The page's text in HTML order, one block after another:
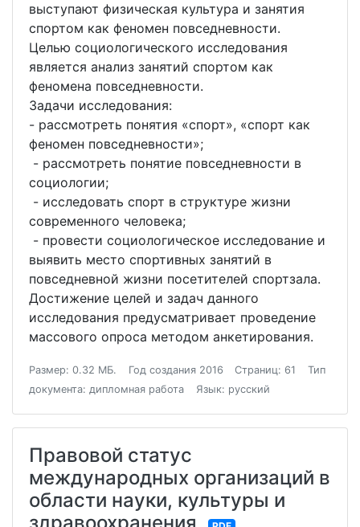
выступают физическая культура и занятия
спортом как феномен повседневности.
Целью социологического исследования
является анализ занятий спортом как
феномена повседневности.
Задачи исследования:
- рассмотреть понятия «спорт», «спорт как
феномен повседневности»;
- рассмотреть понятие повседневности в
социологии;
- исследовать спорт в структуре жизни
современного человека;
- провести социологическое исследование и
выявить место спортивных занятий в
повседневной жизни посетителей спортзала.
Достижение целей и задач данного
исследования предусматривает проведение
массового опроса методом анкетирования.
Размер: 0.32 МБ. Год создания 2016 Страниц: 61
Тип
документа: дипломная работа
Язык: русский
Правовой статус
международных организаций в
области науки, культуры и